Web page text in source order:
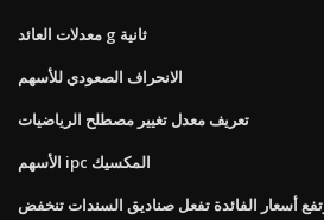
معدلات العائد g ثانية
الانحراف الصعودي للأسهم
تعريف معدل تغيير مصطلح الرياضيات
الأسهم ipc المكسيك
أسعار الفائدة تفعل صناديق السندات تنخفض